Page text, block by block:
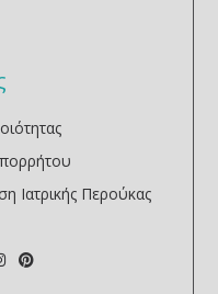
Ιατρικής Περούκας